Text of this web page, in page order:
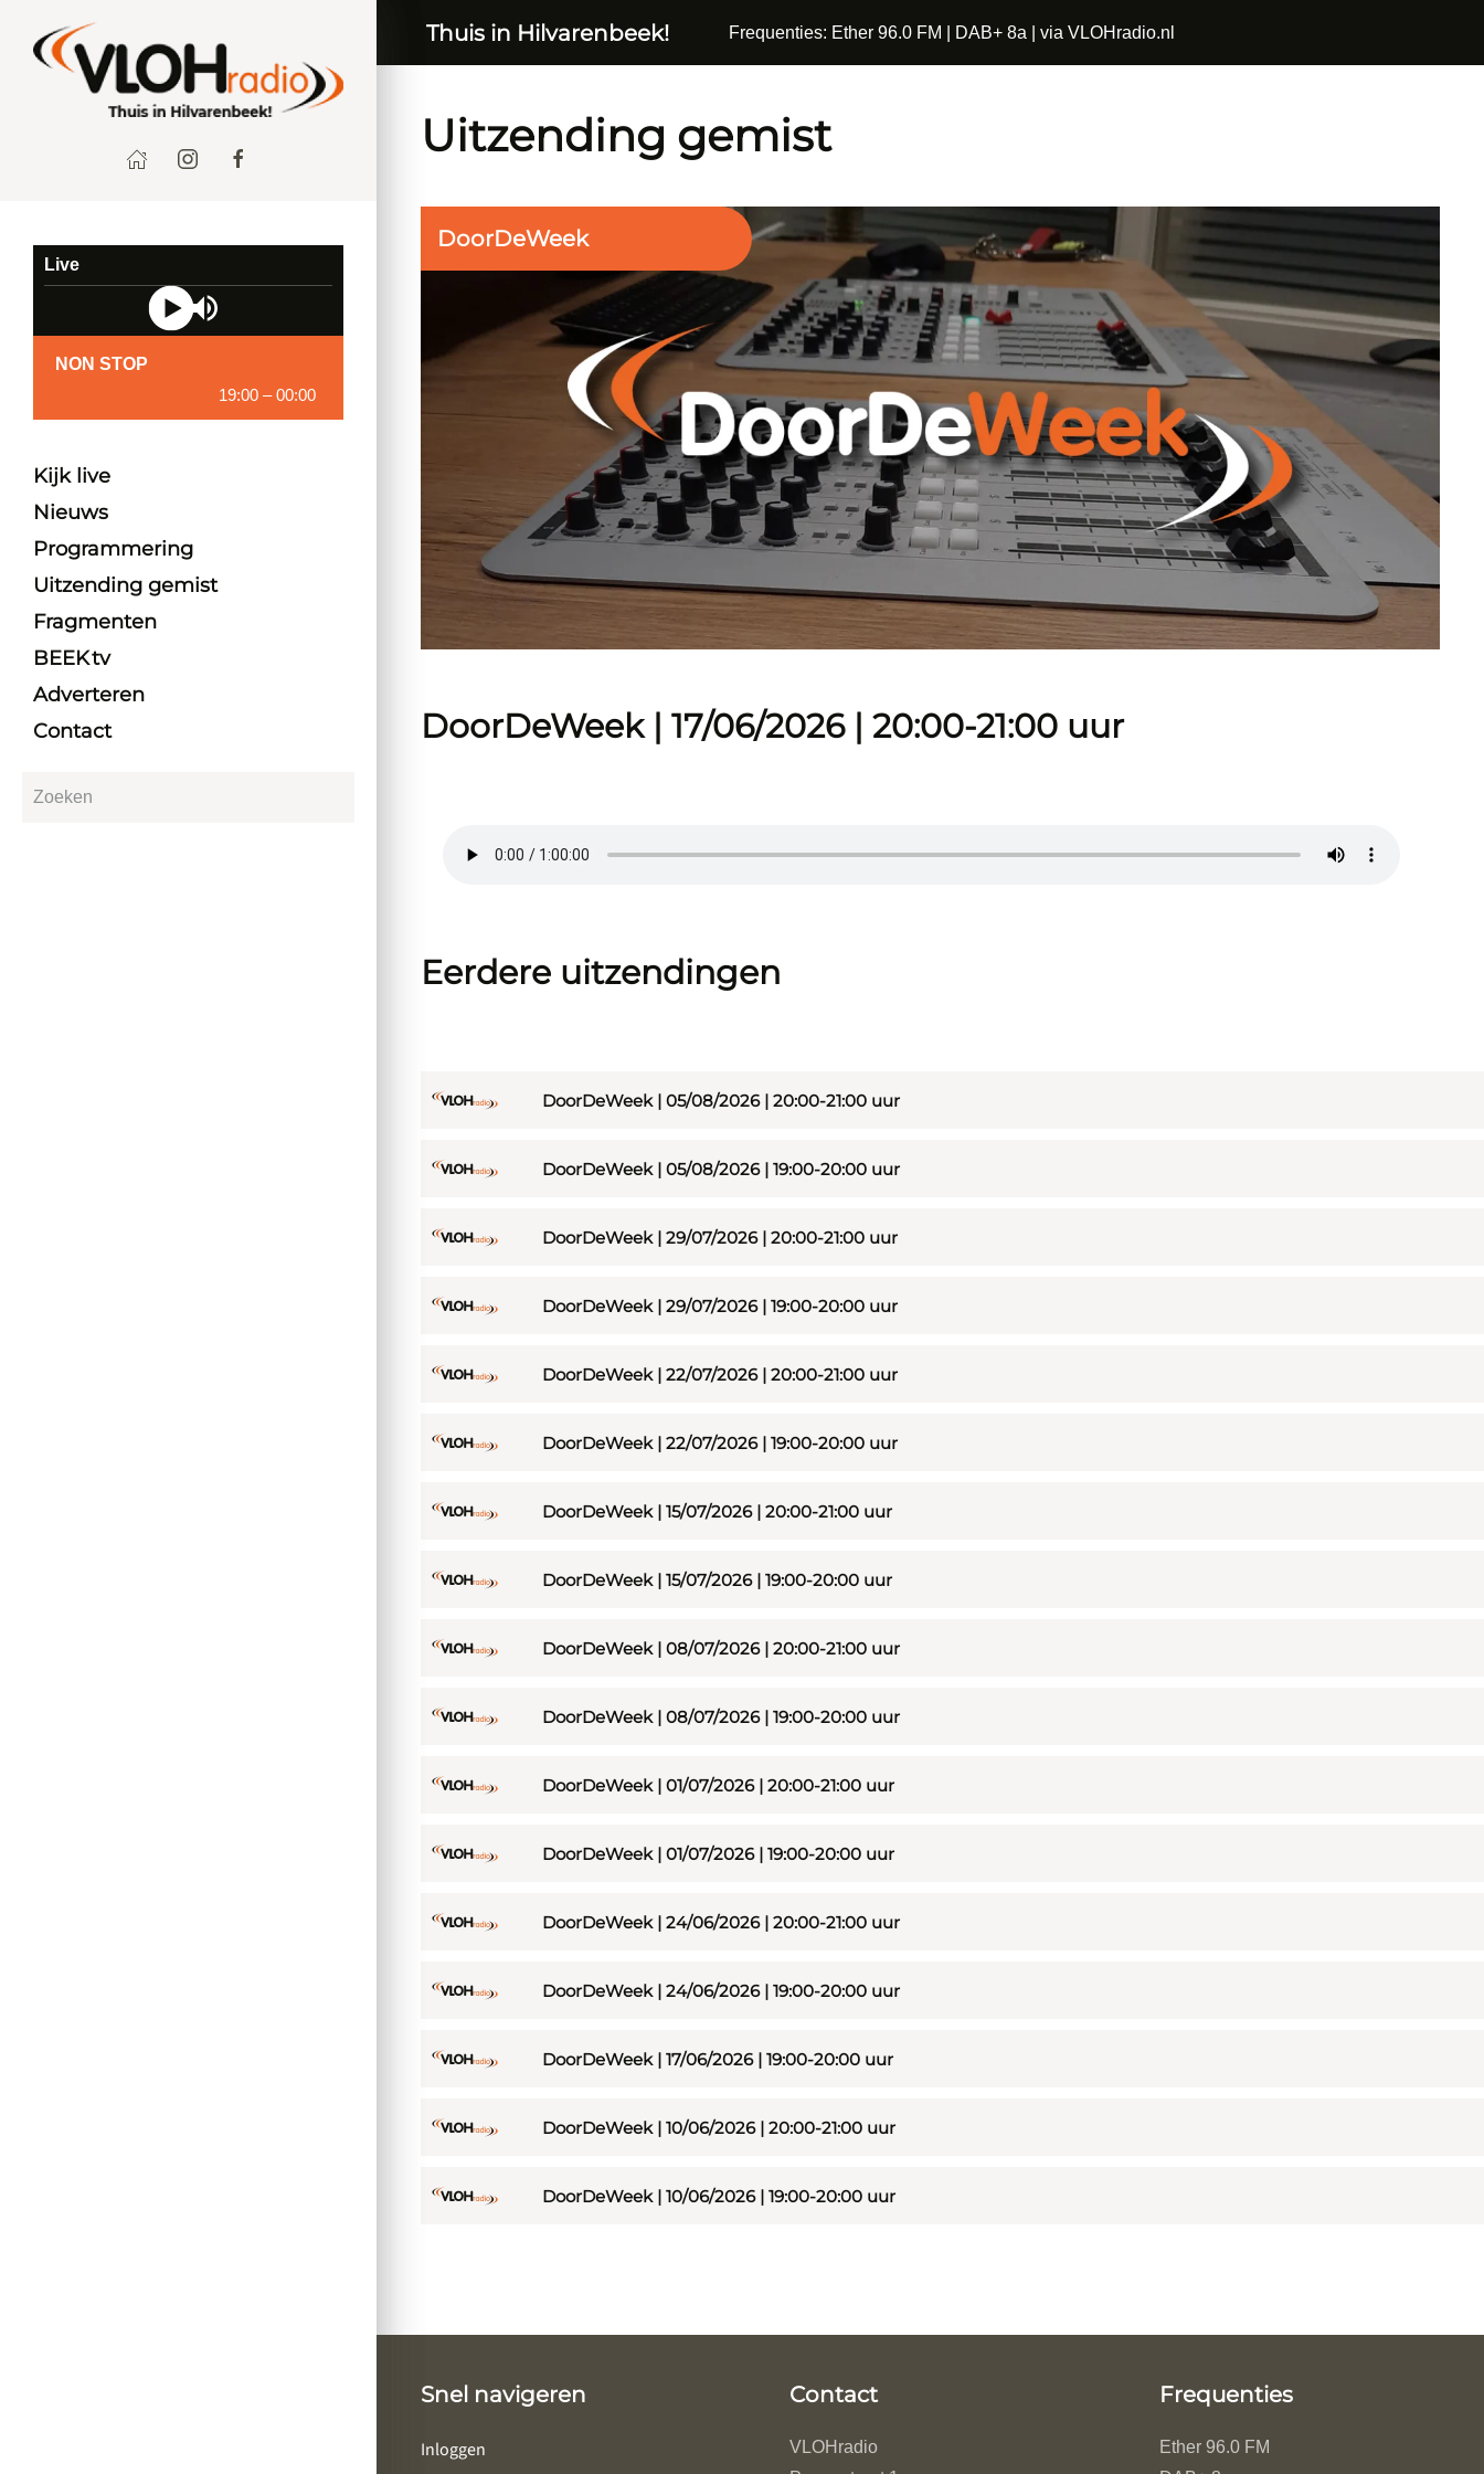
Live
NON STOP
19:00–00:00
Kijk live
Nieuws
Programmering
Uitzending gemist
Fragmenten
BEEK tv
Adverteren
Contact
Thuis in Hilvarenbeek! Frequenties: Ether 96.0 FM | DAB+ 8a | via VLOHradio.nl
Uitzending gemist
DoorDeWeek
DoorDeWeek | 17/06/2026 | 20:00-21:00 uur
Eerdere uitzendingen
DoorDeWeek | 05/08/2026 | 20:00-21:00 uur
DoorDeWeek | 05/08/2026 | 19:00-20:00 uur
DoorDeWeek | 29/07/2026 | 20:00-21:00 uur
DoorDeWeek | 29/07/2026 | 19:00-20:00 uur
DoorDeWeek | 22/07/2026 | 20:00-21:00 uur
DoorDeWeek | 22/07/2026 | 19:00-20:00 uur
DoorDeWeek | 15/07/2026 | 20:00-21:00 uur
DoorDeWeek | 15/07/2026 | 19:00-20:00 uur
DoorDeWeek | 08/07/2026 | 20:00-21:00 uur
DoorDeWeek | 08/07/2026 | 19:00-20:00 uur
DoorDeWeek | 01/07/2026 | 20:00-21:00 uur
DoorDeWeek | 01/07/2026 | 19:00-20:00 uur
DoorDeWeek | 24/06/2026 | 20:00-21:00 uur
DoorDeWeek | 24/06/2026 | 19:00-20:00 uur
DoorDeWeek | 17/06/2026 | 19:00-20:00 uur
DoorDeWeek | 10/06/2026 | 20:00-21:00 uur
DoorDeWeek | 10/06/2026 | 19:00-20:00 uur
Snel navigeren
Inloggen
Contact
VLOHradio
Frequenties
Ether 96.0 FM